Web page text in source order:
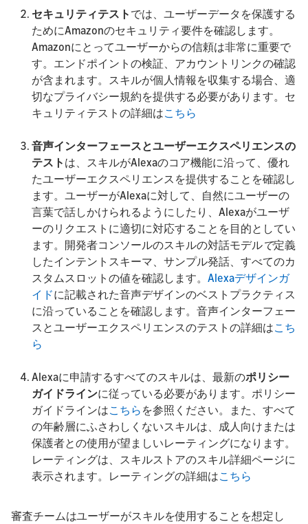
セキュリティテスト では、ユーザーデータを保護する
ためにAmazonのセキュリティ要件を確認します。
Amazonにとってユーザーからの信頼は非常に重要で
す。エンドポイントの検証、アカウントリンクの確認
が含まれます。スキルが個人情報を収集する場合、適
切なプライバシー規約を提供する必要があります。セ
キュリティテストの詳細はこちら
音声インターフェースとユーザーエクスペリエンスの
テスト は、スキルがAlexaのコア機能に沿って、優れ
たユーザーエクスペリエンスを提供することを確認し
ます。ユーザーがAlexaに対して、自然にユーザーの
言葉で話しかけられるようにしたり、Alexaがユーザ
ーのリクエストに適切に対応することを目的としてい
ます。開発者コンソールのスキルの対話モデルで定義
したインテントスキーマ、サンプル発話、すべてのカ
スタムスロットの値を確認します。 Alexaデザインガ
イドに記載された音声デザインのベストプラクティス
に沿っていることを確認します。音声インターフェー
スとユーザーエクスペリエンスのテストの詳細はこち
ら
Alexaに申請するすべてのスキルは、最新のポリシー
ガイドラインに従っている必要があります。ポリシー
ガイドラインはこちら を参照ください。また、すべて
の年齢層にふさわしくないスキルは、成人向けまたは
保護者との使用が望ましいレーティングになります。
レーティングは、スキルストアのスキル詳細ページに
表示されます。レーティングの詳細はこちら
審査チームはユーザーがスキルを使用することを想定し